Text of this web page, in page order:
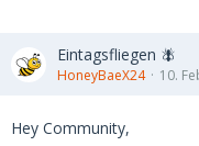
Eintagsfliegen 🪰
HoneyBaeX24 10.
Hey Community,